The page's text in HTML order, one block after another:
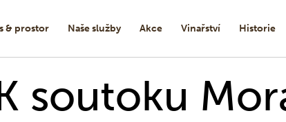
& prostor Naše služby Akce Vinařství Historie
soutoku